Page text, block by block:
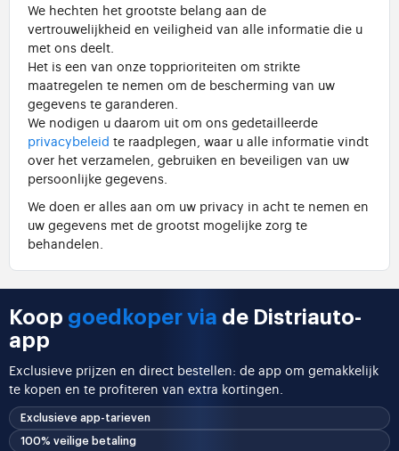
We hechten het grootste belang aan de
vertrouwelijkheid en veiligheid van alle informatie die u
met ons deelt.
Het is een van onze topprioriteiten om strikte
maatregelen te nemen om de bescherming van uw
gegevens te garanderen.
We nodigen u daarom uit om ons gedetailleerde
privacybeleid te raadplegen, waar u alle informatie vindt
over het verzamelen, gebruiken en beveiligen van uw
persoonlijke gegevens.
We doen er alles aan om uw privacy in acht te nemen en
uw gegevens met de grootst mogelijke zorg te
behandelen.
Koop goedkoper via de Distriauto-
app
Exclusieve prijzen en direct bestellen: de app om gemakkelijk
te kopen en te profiteren van extra kortingen.
Exclusieve app-tarieven
100% veilige betaling